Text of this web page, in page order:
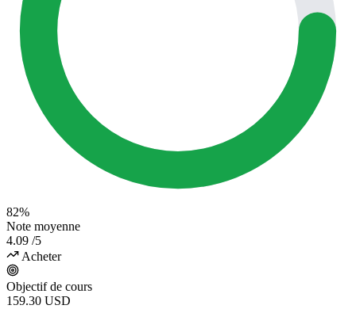
82%
Note moyenne
4.09 /5
Acheter
Objectif de cours
159.30 USD